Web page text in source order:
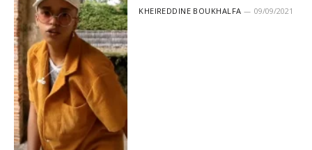
KHEIREDDINE BOUKHALFA 09/09/2021